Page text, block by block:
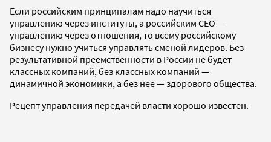
Если российским принципалам надо научиться
управлению через институты, а российским СЕО —
управлению через отношения, то всему российскому
бизнесу нужно учиться управлять сменой лидеров. Без
результативной преемственности в России не будет
классных компаний, без классных компаний —
динамичной экономики, а без нее — здорового общества.
Рецепт управления передачей власти хорошо известен.